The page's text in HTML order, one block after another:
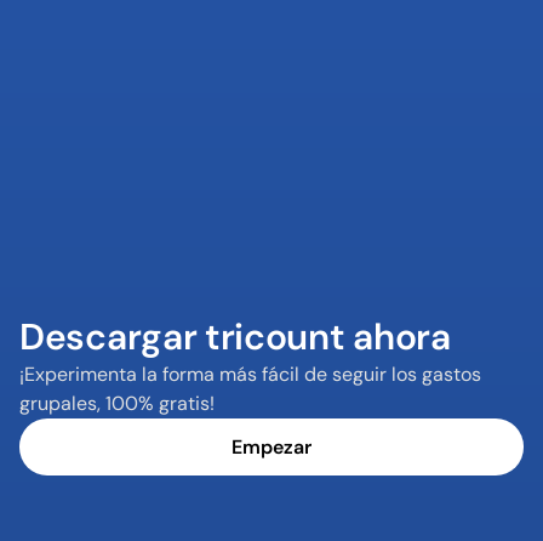
Descargar tricount ahora
¡Experimenta la forma más fácil de seguir los gastos
grupales, 100% gratis!
Empezar